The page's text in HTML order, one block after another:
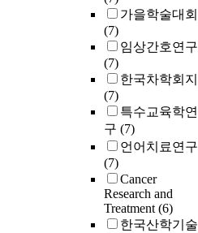
가을학술대회
(7)
임상간호연구
(7)
한국차학회지
(7)
특수교육학연
구 (7)
언어치료연구
(7)
Cancer
Research and
Treatment(6)
한국산학기술